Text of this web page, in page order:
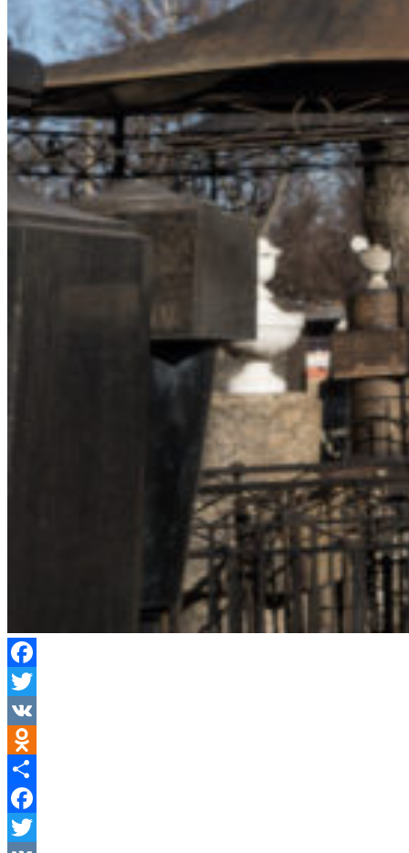
Facebook
Twitter
VK
Odnoklassniki
Отправить
Facebook